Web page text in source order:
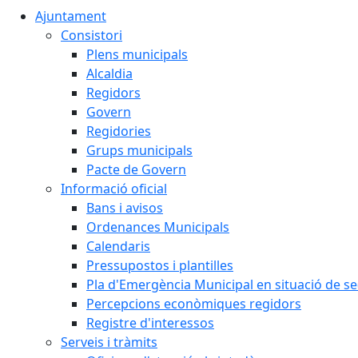
Ajuntament
Consistori
Plens municipals
Alcaldia
Regidors
Govern
Regidories
Grups municipals
Pacte de Govern
Informació oficial
Bans i avisos
Ordenances Municipals
Calendaris
Pressupostos i plantilles
Pla d'Emergència Municipal en situació de
Percepcions econòmiques regidors
Registre d'interessos
Serveis i tràmits